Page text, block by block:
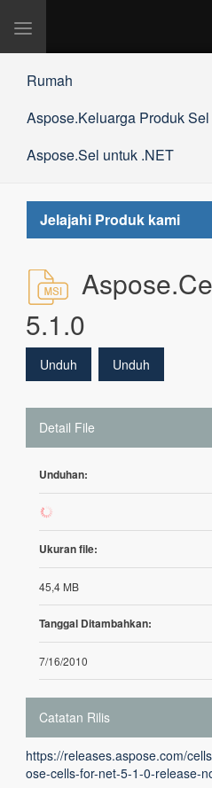
Alihkan
Rumah
Aspose.Keluarga Produk Sel
Aspose.Sel untuk .NET
Jelajahi Produk kami
5.1.0
Unduh Unduh
Detail File
Unduhan:
238
Ukuran file:
45,4 MB
Tanggal Ditambahkan:
7/16/2010
Catatan Rilis
https://releases.aspose.com/
ose-cells-for-net-5-1-0-release-